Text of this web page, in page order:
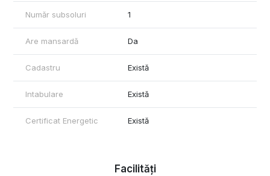
Număr subsoluri 1
Are mansardă Da
Cadastru Există
Intabulare Există
Certificat Energetic Există
Facilități